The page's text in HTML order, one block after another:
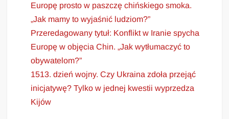
Europę prosto w paszczę chińskiego smoka.
„Jak mamy to wyjaśnić ludziom?”
Przeredagowany tytuł: Konflikt w Iranie spycha
Europę w objęcia Chin. „Jak wytłumaczyć to
obywatelom?”
1513. dzień wojny. Czy Ukraina zdoła przejąć
inicjatywę? Tylko w jednej kwestii wyprzedza
Kijów